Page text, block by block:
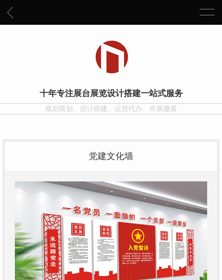
十年专注展台展览设计搭建一站式服务
规划策划、设计搭建、运营代办、布展撤展
党建文化墙